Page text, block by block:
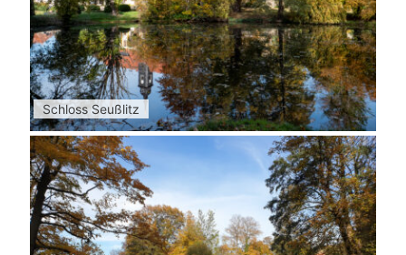
Schloss Seußlitz